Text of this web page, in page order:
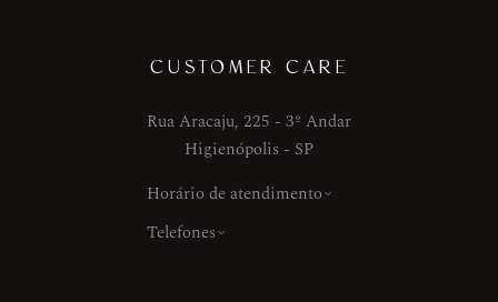
CUSTOMER CARE
Rua Aracaju, 225 - 3º Andar
Higienópolis - SP
Horário de atendimento
Telefones